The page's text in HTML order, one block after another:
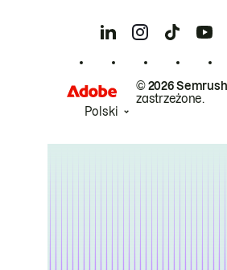
© 2026
zastrzeżone.
Polski